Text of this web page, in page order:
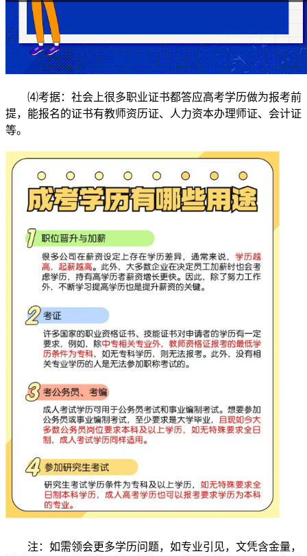
⑷考据：社会上很多职业证书都答应高考学历做为报考前
提，能报名的证书有教师资历证、人力资本办理师证、会计证
等。
注：如需领会更多学历问题，如专业引见，文凭含金量，